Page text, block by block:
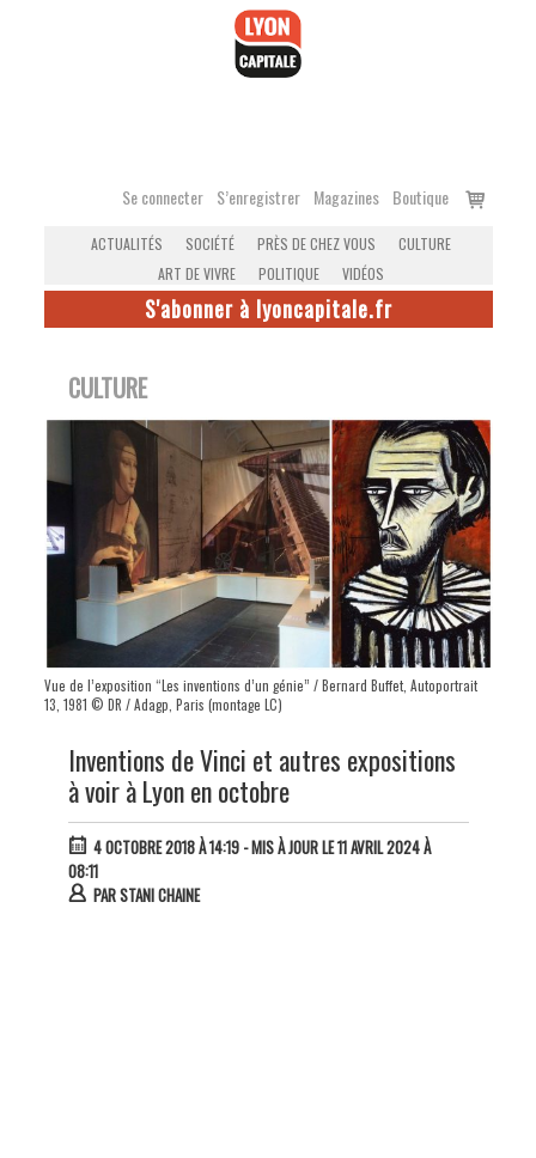
Se connecter S’enregistrer Magazines Boutique
Voir
ACTUALITÉS SOCIÉTÉ PRÈS DE CHEZ VOUS
CULTURE
ART DE VIVRE
POLITIQUE VIDÉOS
S'abonner à lyoncapitale.fr
CULTURE
Vue de l’exposition “Les inventions d’un génie” / Bernard Buffet, Autoportrait
13, 1981 © DR / Adagp, Paris (montage LC)
Inventions de Vinci et autres expositions
à voir à Lyon en octobre
4 OCTOBRE 2018 À 14:19- MIS À JOUR LE 11 AVRIL 2024 À
08:11
PARSTANI CHAINE